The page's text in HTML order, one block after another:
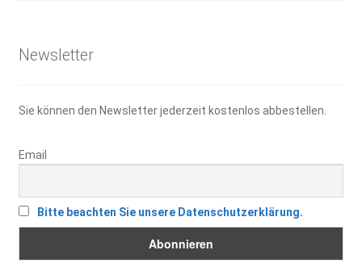
Newsletter
Sie können den Newsletter jederzeit kostenlos abbestellen.
Email
Bitte beachten Sie unsere Datenschutzerklärung.